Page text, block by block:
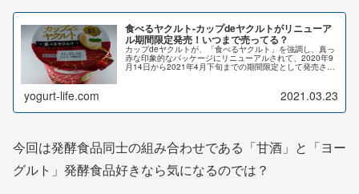
食べるヤクルト-カップdeヤクルトがリニューア
ル期間限定発売！いつまで売ってる？
カップdeヤクルトが、「食べるヤクルト」を強調し、真っ
赤な印象的なパッケージにリニューアルされて、2020年9
月14日から2021年4月下旬までの期間限定として発売され
yogurt-life.com 2021.03.23
今回は発酵食品同士の組み合わせである「甘酒」と「ヨー
グルト」発酵食品好きなら気になるのでは？